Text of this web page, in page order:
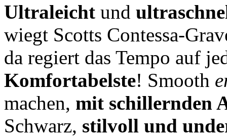
Ultraleicht und
wiegt Scotts Contessa-
da regiert das Tempo auf
Komfortabelste! Smooth
machen, mit schillernden
Schwarz, stilvoll und